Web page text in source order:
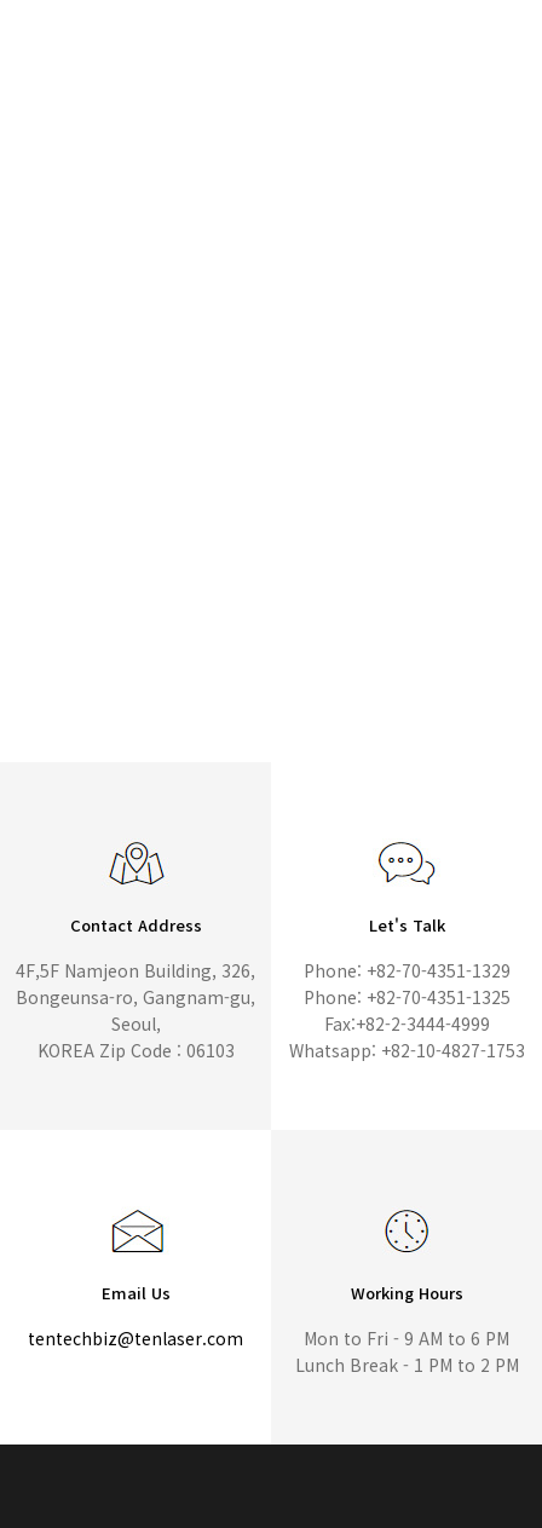
Contact Address
4F,5F Namjeon Building, 326,
Bongeunsa-ro, Gangnam-gu,
Seoul,
KOREA Zip Code : 06103
Let's Talk
Phone: +82-70-4351-1329
Phone: +82-70-4351-1325
Fax:+82-2-3444-4999
Whatsapp: +82-10-4827-1753
Email Us
tentechbiz@tenlaser.com
Working Hours
Mon to Fri - 9 AM to 6 PM
Lunch Break - 1 PM to 2 PM